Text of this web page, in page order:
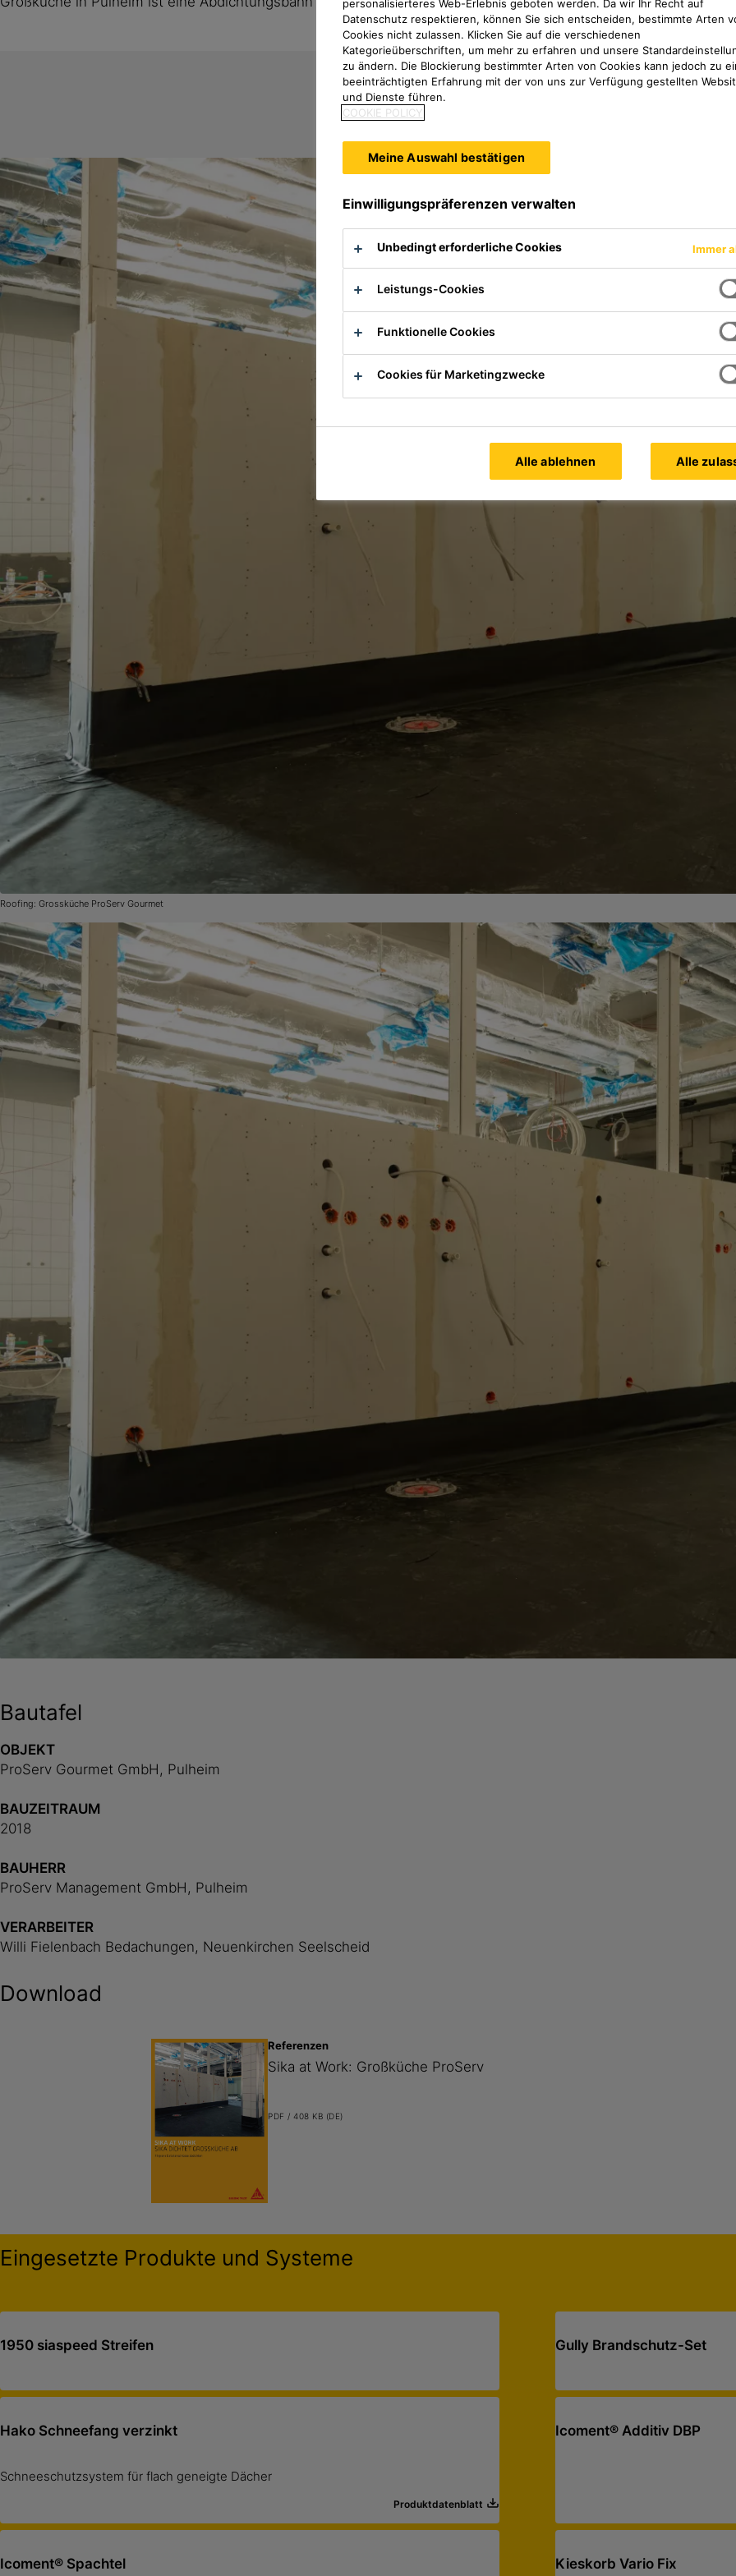
Roofing: Grossküche ProServ Gourmet
Bautafel
OBJEKT
ProServ Gourmet GmbH, Pulheim
BAUZEITRAUM
2018
BAUHERR
ProServ Management GmbH, Pulheim
VERARBEITER
Willi Fielenbach Bedachungen, Neuenkirchen Seelscheid
Download
Referenzen
Sika at Work: Großküche ProServ
PDF / 408 KB (DE)
Eingesetzte Produkte und Systeme
1950 siaspeed Streifen Gully Brandschutz-Set
Hako Schneefang verzinkt
Schneeschutzsystem für flach geneigte Dächer
Produktdatenblatt
Icoment® Additiv DBP
Icoment® Spachtel Kieskorb Vario Fix
personalisierteres Web-Erlebnis geboten werden. Da wir Ihr Recht auf
Datenschutz respektieren, können Sie sich entscheiden, bestimmte Arten
Cookies nicht zulassen. Klicken Sie auf die verschiedenen
Kategorieüberschriften, um mehr zu erfahren und unsere
zu ändern. Die Blockierung bestimmter Arten von Cookies kann jedoch zu
beeinträchtigten Erfahrung mit der von uns zur Verfügung gestellten
und Dienste führen.
COOKIE POLICY
Meine Auswahl bestätigen
Einwilligungspräferenzen verwalten
Unbedingt erforderliche Cookies Immer
Leistungs-Cookies
Funktionelle Cookies
Cookies für Marketingzwecke
Alle ablehnen Alle